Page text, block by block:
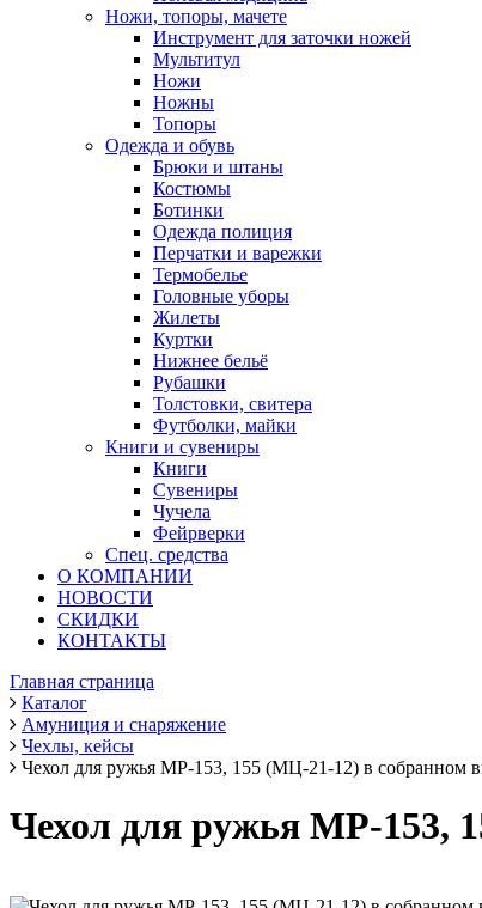
Ножи, топоры, мачете
Инструмент для заточки ножей
Мультитул
Ножи
Ножны
Топоры
Одежда и обувь
Брюки и штаны
Костюмы
Ботинки
Одежда полиция
Перчатки и варежки
Термобелье
Головные уборы
Жилеты
Куртки
Нижнее бельё
Рубашки
Толстовки, свитера
Футболки, майки
Книги и сувениры
Книги
Сувениры
Чучела
Фейрверки
Спец. средства
О КОМПАНИИ
НОВОСТИ
СКИДКИ
КОНТАКТЫ
Главная страница
Каталог
Амуниция и снаряжение
Чехлы, кейсы
Чехол для ружья МР-153, 155 (МЦ-21-12) в собранном
Чехол для ружья МР-153,